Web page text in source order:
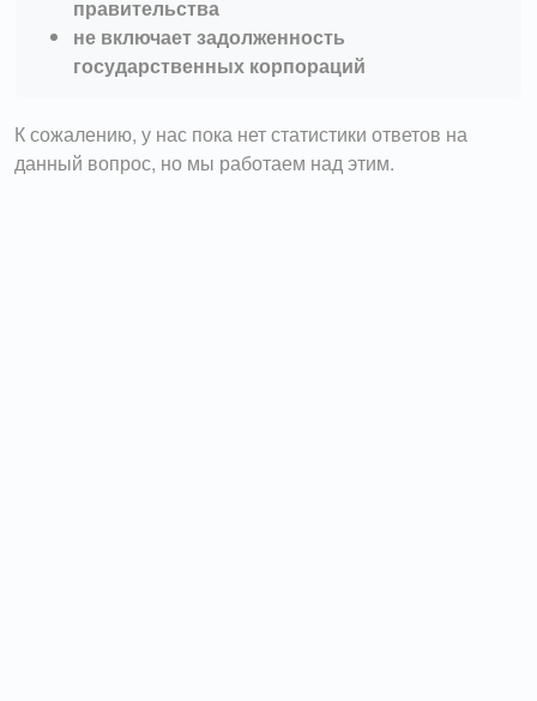
правительства
не включает задолженность
государственных корпораций
К сожалению, у нас пока нет статистики ответов на
данный вопрос, но мы работаем над этим.